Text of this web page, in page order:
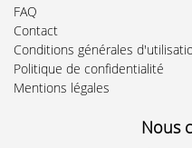
FAQ
Contact
Conditions générales
Politique de confidentialité
Mentions légales
Nous